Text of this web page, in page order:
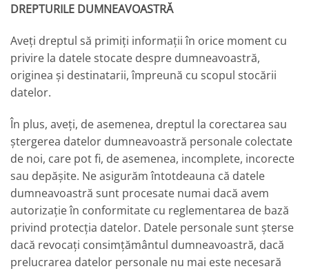
DREPTURILE DUMNEAVOASTRĂ
Aveți dreptul să primiți informații în orice moment cu
privire la datele stocate despre dumneavoastră,
originea și destinatarii, împreună cu scopul stocării
datelor.
În plus, aveți, de asemenea, dreptul la corectarea sau
ștergerea datelor dumneavoastră personale colectate
de noi, care pot fi, de asemenea, incomplete, incorecte
sau depășite. Ne asigurăm întotdeauna că datele
dumneavoastră sunt procesate numai dacă avem
autorizație în conformitate cu reglementarea de bază
privind protecția datelor. Datele personale sunt șterse
dacă revocați consimțământul dumneavoastră, dacă
prelucrarea datelor personale nu mai este necesară